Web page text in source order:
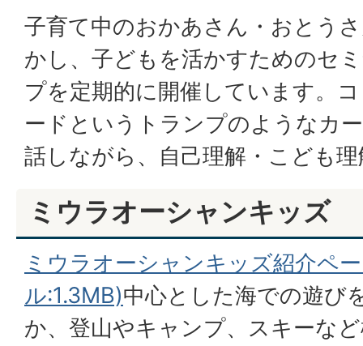
子育て中のおかあさん・おとう
かし、子どもを活かすためのセ
プを定期的に開催しています。
ードというトランプのようなカ
話しながら、自己理解・こども
ミウラオーシャンキッズ
ミウラオーシャンキッズ紹介ペ
ル:1.3MB)中心とした海での遊び
か、登山やキャンプ、スキーな